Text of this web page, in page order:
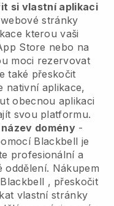
si vlastní aplikaci
webové stránky
kterou vaši
Store nebo na
moci rezervovat
také přeskočit
nativní aplikace,
obecnou aplikaci
svou platformu.
domény-
Blackbell je
profesionální a
oddělení. Nákupem
Blackbell , přeskočit
vlastní stránky